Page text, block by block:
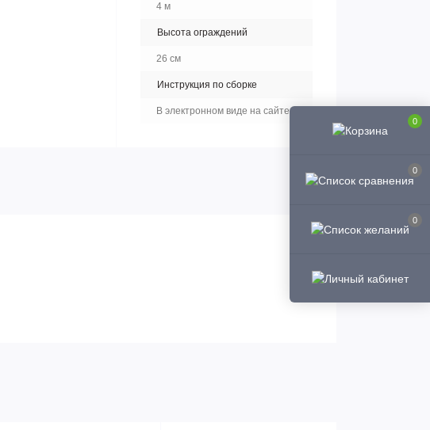
0
0
0
4 м
Высота ограждений
26 см
Инструкция по сборке
В электронном виде на сайте